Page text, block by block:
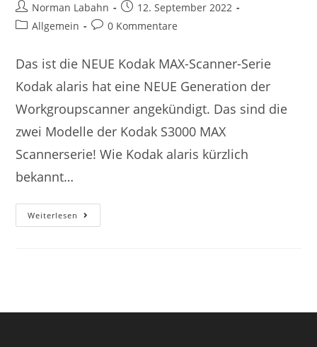
Norman Labahn
12. September 2022
Allgemein
0 Kommentare
Das ist die NEUE Kodak MAX-Scanner-Serie
Kodak alaris hat eine NEUE Generation der
Workgroupscanner angekündigt. Das sind die
zwei Modelle der Kodak S3000 MAX
Scannerserie! Wie Kodak alaris kürzlich
bekannt…
Weiterlesen